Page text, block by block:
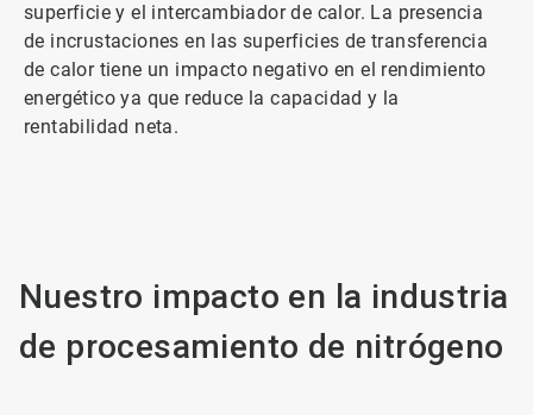
superficie y el intercambiador de calor. La presencia
de incrustaciones en las superficies de transferencia
de calor tiene un impacto negativo en el rendimiento
energético ya que reduce la capacidad y la
rentabilidad neta.
Nuestro impacto en la industria
de procesamiento de nitrógeno